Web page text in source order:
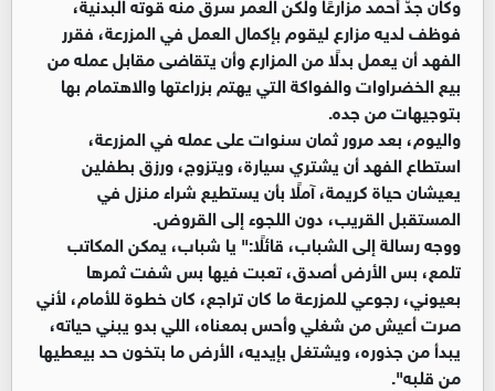
فوظف لديه مزارع ليقوم بإكمال العمل في المزرعة، فقرر
الفهد أن يعمل بدلًا من المزارع وأن يتقاضى مقابل عمله من
بيع الخضراوات والفواكة التي يهتم بزراعتها والاهتمام بها
بتوجيهات من جده.
واليوم، بعد مرور ثمان سنوات على عمله في المزرعة،
استطاع الفهد أن يشتري سيارة، ويتزوج، ورزق بطفلين
يعيشان حياة كريمة، آملًا بأن يستطيع شراء منزل في
المستقبل القريب، دون اللجوء إلى القروض.
ووجه رسالة إلى الشباب، قائلًا:" يا شباب، يمكن المكاتب
تلمع، بس الأرض أصدق، تعبت فيها بس شفت ثمرها
بعيوني، رجوعي للمزرعة ما كان تراجع، كان خطوة للأمام، لأني
صرت أعيش من شغلي وأحس بمعناه، اللي بدو يبني حياته،
يبدأ من جذوره، ويشتغل بإيديه، الأرض ما بتخون حد بيعطيها
من قلبه".